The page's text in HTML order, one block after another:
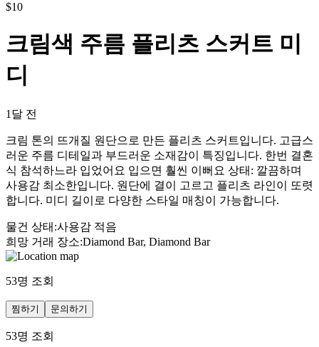
$10
크림색 주름 플리츠 스커트 미
디
1달 전
크림 톤의 뜨개질 원단으로 만든 플리츠 스커트입니다. 고급스
러운 주름 디테일과 부드러운 소재감이 특징입니다. 한번 결혼
식 참석하느라 입었어요 입으면 훨씬 이뻐요 상태: 깔끔하며
사용감 최소한입니다. 원단에 결이 고르고 플리츠 라인이 또렷
합니다. 미디 길이로 다양한 스타일 매칭이 가능합니다.
물건 상태 :사용감 적음
희망 거래 장소:Diamond Bar, Diamond Bar
53명 조회
찜하기 문의하기
53명 조회